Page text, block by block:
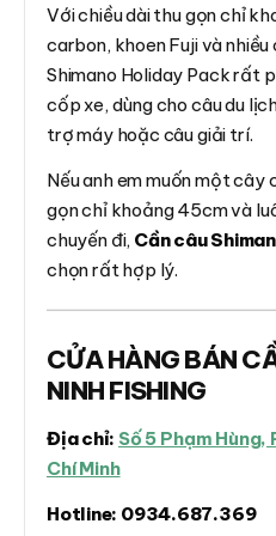
Với chiều dài thu gọn chỉ
carbon, khoen Fuji và nhiều
Shimano Holiday Pack rất
cốp xe, dùng cho câu du
trợ máy hoặc câu giải trí.
Nếu anh em muốn một cây
gọn chỉ khoảng 45cm và
chuyến đi, Cần câu
chọn rất hợp lý.
CỬA HÀNG BÁN
NINH FISHING
Địa chỉ: Số 5 Phạm Hùng,
Chí Minh
Hotline: 0934.687.369